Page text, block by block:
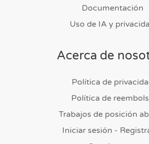
Documentación
Uso de IA y
Acerca de
Política de
Política de
Trabajos de posición
Iniciar sesión -